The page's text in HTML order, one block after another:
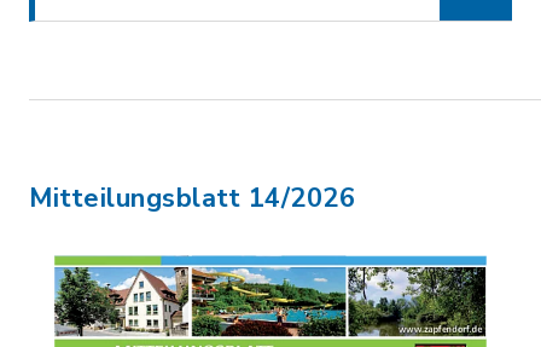
Mitteilungsblatt 14/2026